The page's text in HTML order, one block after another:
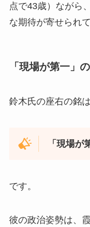
点で43歳）ながら
な期待が寄せられ
「現場が第一」
鈴木氏の座右の銘は
「現場が
です。
彼の政治姿勢は、